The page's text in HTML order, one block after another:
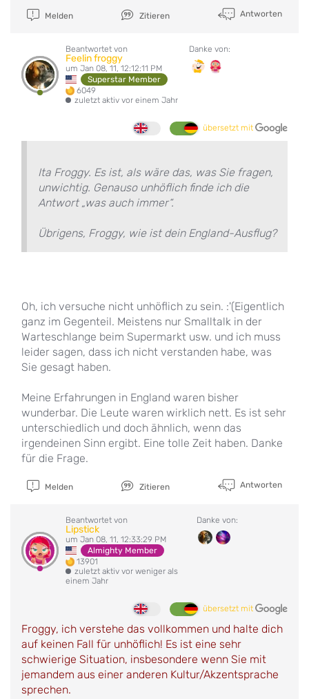
Melden Zitieren Antworten
Beantwortet von
Feelin froggy
um Jan 08, 11, 12:12:11 PM
Superstar Member
6049
zuletzt aktiv vor einem Jahr
Danke von:
übersetzt mit
Ita Froggy. Es ist, als wäre das, was Sie fragen,
unwichtig. Genauso unhöflich finde ich die
Antwort „was auch immer“.
Übrigens, Froggy, wie ist dein England-Ausflug?
Oh, ich versuche nicht unhöflich zu sein. :'(Eigentlich
ganz im Gegenteil. Meistens nur Smalltalk in der
Warteschlange beim Supermarkt usw. und ich muss
leider sagen, dass ich nicht verstanden habe, was
Sie gesagt haben.
Meine Erfahrungen in England waren bisher
wunderbar. Die Leute waren wirklich nett. Es ist sehr
unterschiedlich und doch ähnlich, wenn das
irgendeinen Sinn ergibt. Eine tolle Zeit haben. Danke
für die Frage.
Melden Zitieren Antworten
Beantwortet von
Lipstick
um Jan 08, 11, 12:33:29 PM
Almighty Member
13901
zuletzt aktiv vor weniger als
einem Jahr
Danke von:
übersetzt mit
Froggy, ich verstehe das vollkommen und halte dich
auf keinen Fall für unhöflich! Es ist eine sehr
schwierige Situation, insbesondere wenn Sie mit
jemandem aus einer anderen Kultur/Akzentsprache
sprechen.